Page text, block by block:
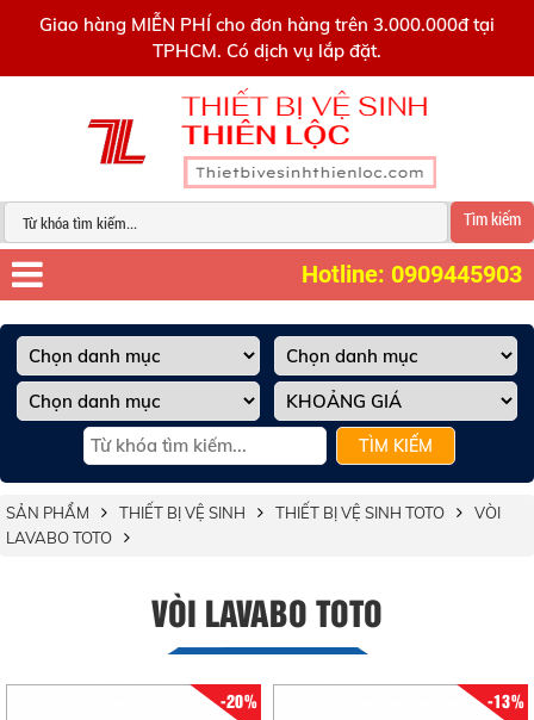
Giao hàng MIỄN PHÍ cho đơn hàng trên 3.000.000đ tại
TPHCM. Có dịch vụ lắp đặt.
Tìm kiếm
Hotline: 0909445903
TÌM KIẾM
SẢN PHẨM THIẾT BỊ VỆ SINH THIẾT BỊ VỆ SINH TOTO
VÒI
LAVABO TOTO
VÒI LAVABO TOTO
-20% -13%
0909445903